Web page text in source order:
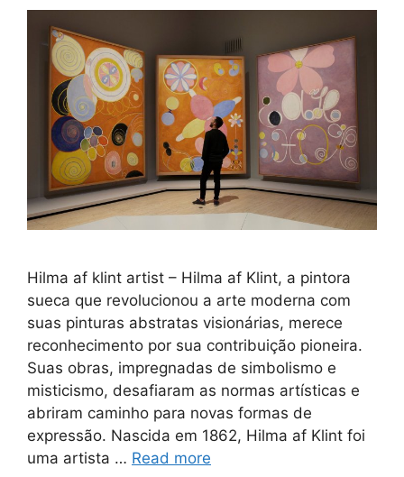
Hilma af klint artist – Hilma af Klint, a pintora
sueca que revolucionou a arte moderna com
suas pinturas abstratas visionárias, merece
reconhecimento por sua contribuição pioneira.
Suas obras, impregnadas de simbolismo e
misticismo, desafiaram as normas artísticas e
abriram caminho para novas formas de
expressão. Nascida em 1862, Hilma af Klint foi
uma artista … Read more